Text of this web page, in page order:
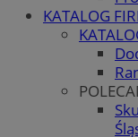
KATALOG